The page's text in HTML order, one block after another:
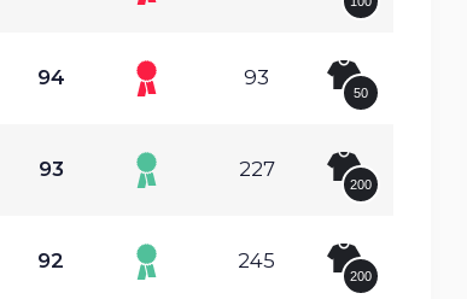
94 93
50
93 227
200
92 245
200